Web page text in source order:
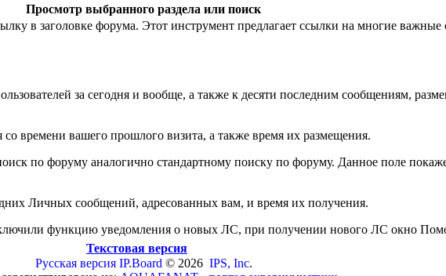
Просмотр выбранного раздела или поиск
в заголовке форума. Этот инструмент предлагает ссылки на многие важные
за сегодня и вообще, а также к десяти последним сообщениям,
времени вашего прошлого визита, а также время их размещения.
по форуму аналогично стандартному поиску по форуму. Данное поле
Личных сообщений, адресованных вам, и время их получения.
функцию уведомления о новых ЛС, при получении нового ЛС окно
Текстовая версия
Русская версия IP.Board © 2026 IPS, Inc.